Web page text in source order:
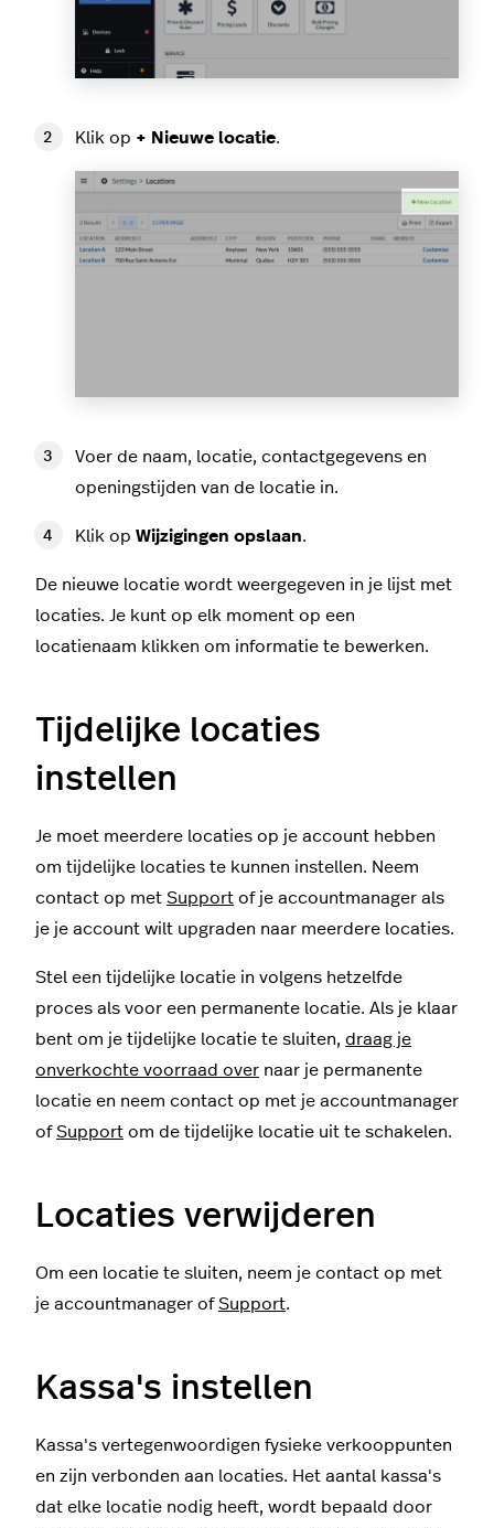
Klik op + Nieuwe locatie.
Voer de naam, locatie, contactgegevens en
openingstijden van de locatie in.
Klik op Wijzigingen opslaan.
De nieuwe locatie wordt weergegeven in je lijst met
locaties. Je kunt op elk moment op een
locatienaam klikken om informatie te bewerken.
Tijdelijke locaties
instellen
Je moet meerdere locaties op je account hebben
om tijdelijke locaties te kunnen instellen. Neem
contact op met Support of je accountmanager als
je je account wilt upgraden naar meerdere locaties.
Stel een tijdelijke locatie in volgens hetzelfde
proces als voor een permanente locatie. Als je klaar
bent om je tijdelijke locatie te sluiten, draag je
onverkochte voorraad over naar je permanente
locatie en neem contact op met je accountmanager
ofSupport om de tijdelijke locatie uit te schakelen.
Locaties verwijderen
Om een locatie te sluiten, neem je contact op met
je accountmanager ofSupport.
Kassa's instellen
Kassa's vertegenwoordigen fysieke verkooppunten
en zijn verbonden aan locaties. Het aantal kassa's
dat elke locatie nodig heeft, wordt bepaald door